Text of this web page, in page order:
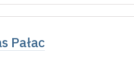
Pałac